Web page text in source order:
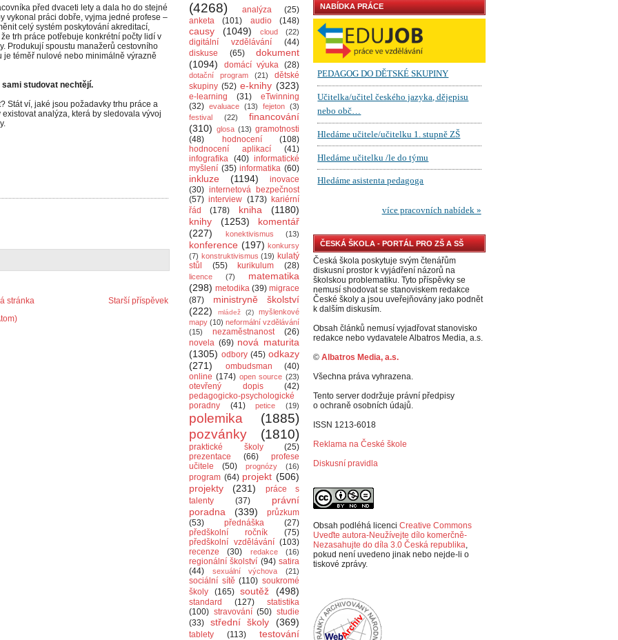
před dvaceti lety a dala ho do stejné
vykonal práci dobře, vyjma jedné profese –
celý systém poskytování akreditací,
trh práce potřebuje konkrétní počty lidí v
Produkují spoustu manažerů cestovního
téměř nulové nebo minimálně výrazně
sami studovat nechtějí.
Stát ví, jaké jsou požadavky trhu práce a
analýza, která by sledovala vývoj
Starší příspěvek
stránka
(4268)
analýza
(25)
anketa
(101) audio (148)
causy (1049) cloud (22)
digitální vzdělávání
(44)
diskuse
(65)
dokument
(1094)
domácí výuka (28)
dotační program (21)
dětské
skupiny (52) e-knihy (323)
e-learning (31)
eTwinning
(32) evaluace (13) fejeton (3)
festival
(22)
financování
(310) glosa (13) gramotnosti
(48)
hodnocení
(108)
hodnocení aplikací
(41)
infografika (40) informatické
myšlení (35) informatika (60)
inkluze (1194)
inovace
(30) internetová bezpečnost
(57) interview (173) kariérní
řád
(178) kniha
(1180)
knihy
(1253)
komentář
(227)
konektivismus (13)
konference (197) konkursy
(7) konstruktivismus (19) kulatý
stůl
(55) kurikulum (28)
licence (7)
matematika
(298) metodika (39) migrace
(87)
ministryně školství
(222)
mládež (2)
myšlenkové
mapy (10) neformální vzdělávání
(15)
nezaměstnanost
(26)
novela (69) nová maturita
(1305) odbory (45) odkazy
(271)
ombudsman
(40)
online (174) open source (23)
otevřený dopis
(42)
pedagogicko-psychologické
poradny
(41) petice (19)
polemika
(1885)
pozvánky
(1810)
praktické školy
(25)
prezentace
(66)
profese
učitele
(50) prognózy (16)
program (64) projekt (506)
projekty
(231)
práce s
talenty
(37)
právní
poradna
(339)
průzkum
(53)
přednáška
(27)
předškolní ročník
(75)
předškolní vzdělávání (103)
recenze
(30) redakce (16)
regionální školství (94) satira
(44)
sexuální výchova (21)
sociální sítě (110) soukromé
školy
(165) soutěž (498)
standard (127)
statistika
(100) stravování (50) studie
(33)
střední školy (369)
tablety (113)
testování
NABÍDKA PRÁCE
ČESKÁ ŠKOLA - PORTÁL PRO ZŠ A SŠ
Česká škola poskytuje svým čtenářům
diskusní prostor k vyjádření názorů na
školskou problematiku. Tyto příspěvky se
nemusí shodovat se stanoviskem redakce
České školy a jsou uveřejňovány jako podnět
k dalším diskusím.
Obsah článků nemusí vyjadřovat stanovisko
redakce nebo vydavatele Albatros Media, a.s.
© Albatros Media, a.s.
Všechna práva vyhrazena.
Tento server dodržuje právní předpisy
o ochraně osobních údajů.
ISSN 1213-6018
Reklama na České škole
Diskusní pravidla
Obsah podléhá licenci Creative Commons
Uveďte autora-Neužívejte dílo komerčně-
Nezasahujte do díla 3.0 Česká republika,
pokud není uvedeno jinak nebo nejde-li o
tiskové zprávy.